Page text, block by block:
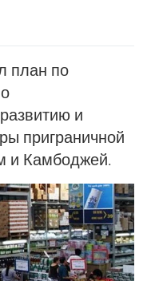
план по
и
приграничной
и Камбоджей.